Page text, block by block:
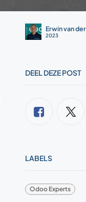
Erwin van
2023
DEEL DEZE POST
LABELS
Odoo Experts